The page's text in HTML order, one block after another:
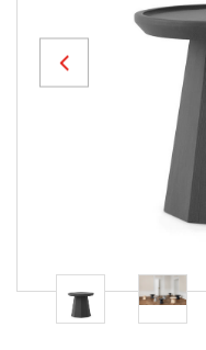
Previous